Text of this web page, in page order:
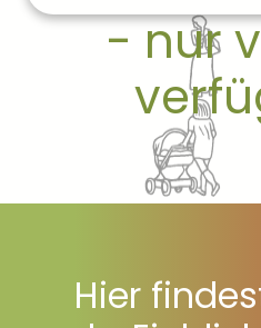
Samstag:
Webseite:
optik-studio-hirth.de
- nur
Hier